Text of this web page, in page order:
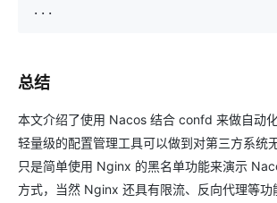
...
总结
本文介绍了使用 Nacos 结合 confd 来做自动
轻量级的配置管理工具可以做到对第三方系统
只是简单使用 Nginx 的黑名单功能来演示
方式，当然 Nginx 还具有限流、反向代理等功